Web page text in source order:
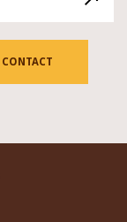
CONTACT